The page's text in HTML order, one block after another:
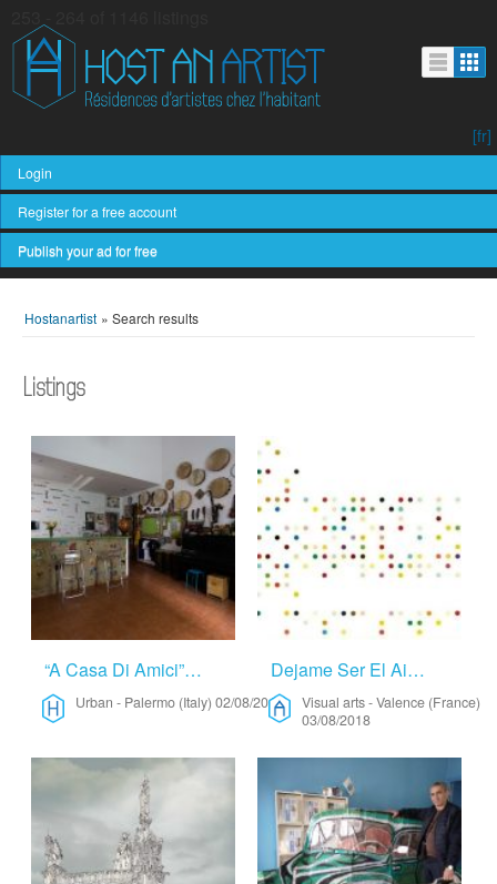
Login
Register for a free account
[fr]
Publish your ad for free
Hostanartist » Search results
Listings
“A Casa Di Amici” Artist Residence – Urban
Urban - Palermo (Italy) 02/08/2018
Dejame Ser El Aire – Visual Arts
Visual arts-Valence (France)
03/08/2018